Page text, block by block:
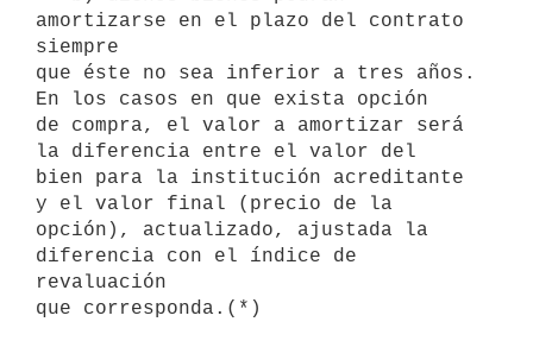
amortizarse en el plazo del contrato
siempre
que éste no sea inferior a tres años.
En los casos en que exista opción
de compra, el valor a amortizar será
la diferencia entre el valor del
bien para la institución acreditante
y el valor final (precio de la
opción), actualizado, ajustada la
diferencia con el índice de
revaluación
que corresponda.(*)